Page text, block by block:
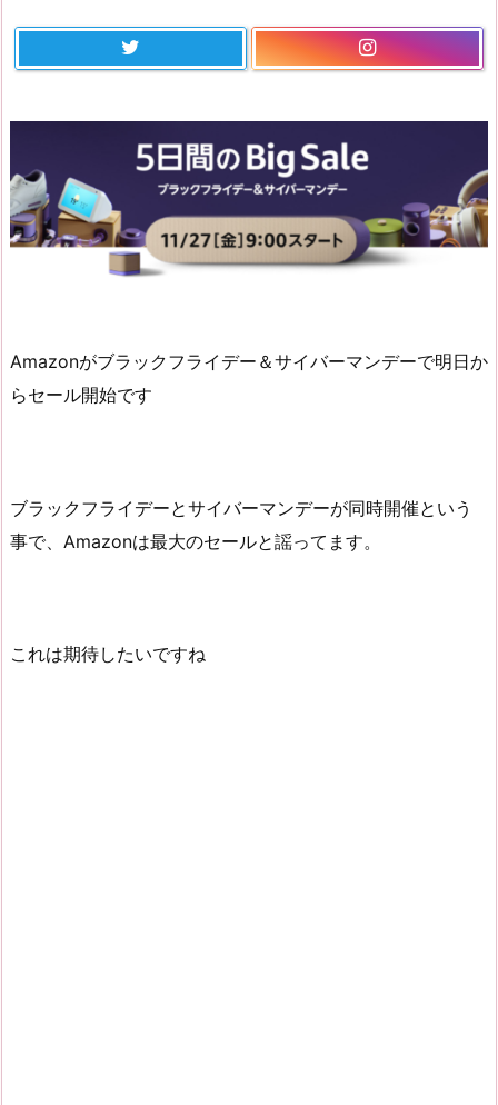
Amazonがブラックフライデー＆サイバーマンデーで明日か
らセール開始です
ブラックフライデーとサイバーマンデーが同時開催という
事で、Amazonは最大のセールと謡ってます。
これは期待したいですね